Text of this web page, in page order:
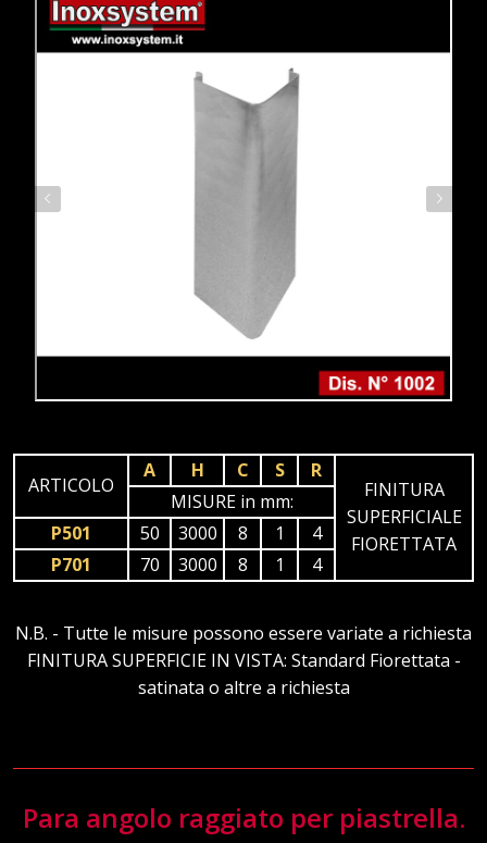
ARTICOLO
A H C S
R
FINITURA
SUPERFICIALE
FIORETTATA
MISURE in mm:
P501
50 3000 8 1
4
P701
70 3000 8 1 4
N.B. - Tutte le misure possono essere variate a richiesta
FINITURA SUPERFICIE IN VISTA: Standard Fiorettata -
satinata o altre a richiesta
Para angolo raggiato per piastrella.